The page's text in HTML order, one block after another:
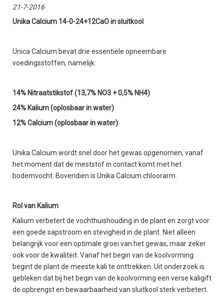
21-7-2016
Unika Calcium 14-0-24+12CaO in sluitkool
Unica Calcium bevat drie essentiële opneembare
voedingsstoffen, namelijk:
14% Nitraatstikstof (13,7% NO3 + 0,5% NH4)
24% Kalium (oplosbaar in water)
12% Calcium (oplosbaar in water)
Unika Calcium wordt snel door het gewas opgenomen, vanaf
het moment dat de meststof in contact komt met het
bodemvocht. Bovendien is Unika Calcium chloorarm.
Rol van Kalium
Kalium verbetert de vochthuishouding in de plant en zorgt voor
een goede sapstroom en stevigheid in de plant. Niet alleen
belangrijk voor een optimale groei van het gewas, maar zeker
ook voor de kwaliteit. Vanaf het begin van de koolvorming
begint de plant de meeste kali te onttrekken. Uit onderzoek is
gebleken dat bij het begin van de koolvorming een verse kaligift
de opbrengst en bewaarbaarheid van sluitkool sterk verbetert.